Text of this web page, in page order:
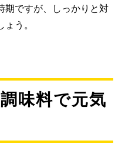
期ですが、しっかりと対
う。
味料で元気